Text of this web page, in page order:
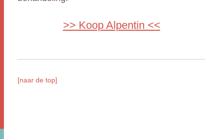
>> Koop Alpentin <<
[naar de top]